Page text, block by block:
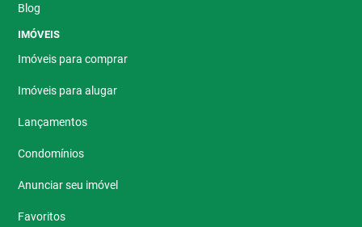
Blog
IMÓVEIS
Imóveis para comprar
Imóveis para alugar
Lançamentos
Condomínios
Anunciar seu imóvel
Favoritos